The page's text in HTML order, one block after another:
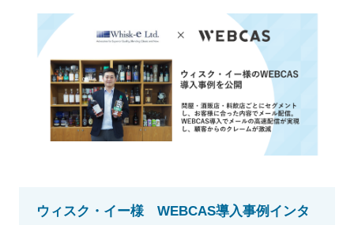
ウィスク・イー様 WEBCAS導入事例インタ